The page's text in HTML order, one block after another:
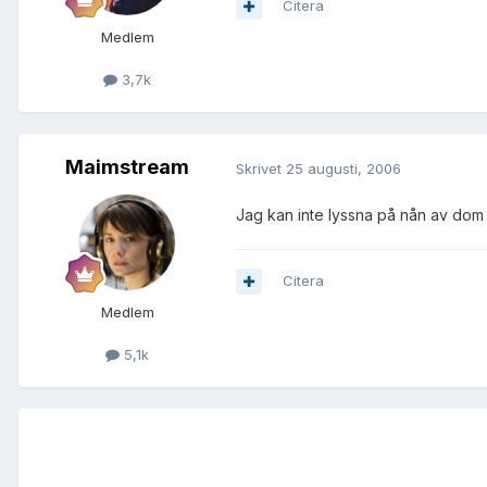
Medlem
3,7k
Citera
Maimstream
Medlem
5,1k
Skrivet 25 augusti, 2006
Jag kan inte lyssna på nån av dom
Citera